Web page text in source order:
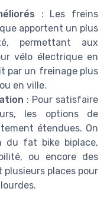
: Les freins
apportent un plus
permettant aux
vélo électrique en
par un freinage plus
en ville.
: Pour satisfaire
les options de
étendues. On
du fat bike biplace,
ou encore des
plusieurs places pour